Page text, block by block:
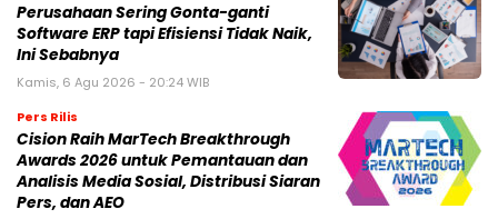
Perusahaan Sering Gonta-ganti
Software ERP tapi Efisiensi Tidak Naik,
Ini Sebabnya
Kamis, 6 Agu 2026 - 20:24 WIB
Pers Rilis
Cision Raih MarTech Breakthrough
Awards 2026 untuk Pemantauan dan
Analisis Media Sosial, Distribusi Siaran
Pers, dan AEO